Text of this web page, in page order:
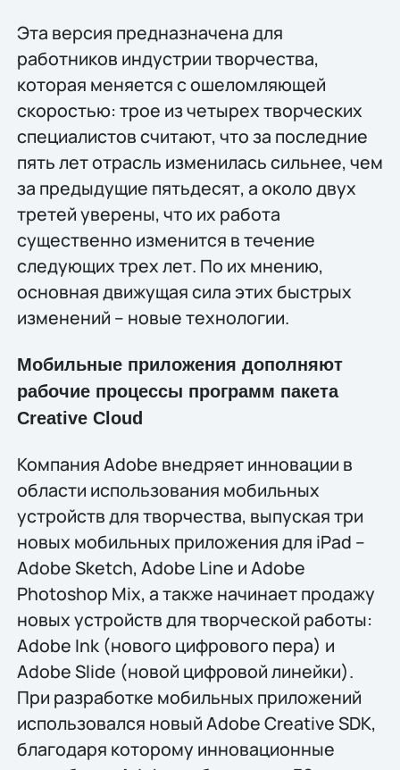
Эта версия предназначена для
работников индустрии творчества,
которая меняется с ошеломляющей
скоростью: трое из четырех творческих
специалистов считают, что за последние
пять лет отрасль изменилась сильнее, чем
за предыдущие пятьдесят, а около двух
третей уверены, что их работа
существенно изменится в течение
следующих трех лет. По их мнению,
основная движущая сила этих быстрых
изменений – новые технологии.
Мобильные приложения дополняют
рабочие процессы программ пакета
Creative Cloud
Компания Adobe внедряет инновации в
области использования мобильных
устройств для творчества, выпуская три
новых мобильных приложения для iPad –
Adobe Sketch, Adobe Line и Adobe
Photoshop Mix, а также начинает продажу
новых устройств для творческой работы:
Adobe Ink (нового цифрового пера) и
Adobe Slide (новой цифровой линейки).
При разработке мобильных приложений
использовался новый Adobe Creative SDK,
благодаря которому инновационные